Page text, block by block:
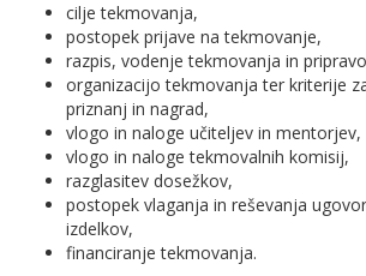
cilje tekmovanja,
postopek prijave na tekmovanje,
razpis, vodenje tekmovanja in
organizacijo tekmovanja ter kriterije
priznanj in nagrad,
vlogo in naloge učiteljev in mentorjev,
vlogo in naloge tekmovalnih komisij,
razglasitev dosežkov,
postopek vlaganja in reševanja
izdelkov,
financiranje tekmovanja.